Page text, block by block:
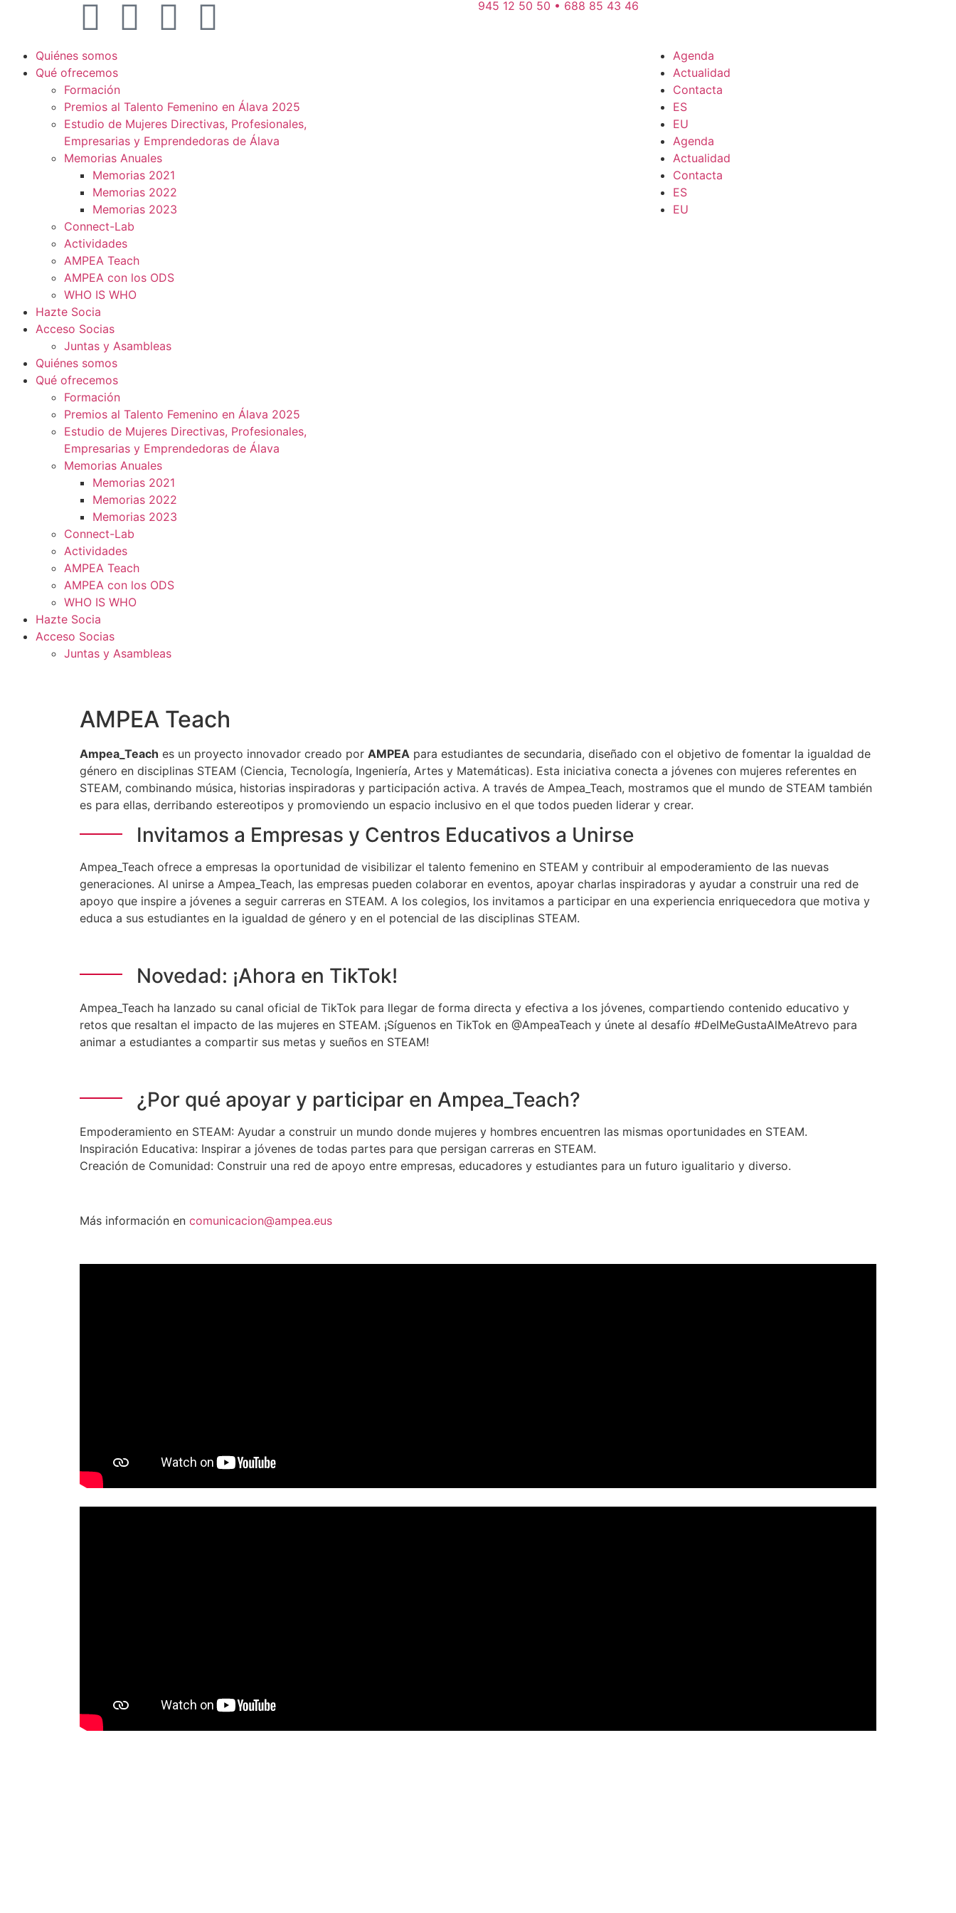
945 12 50 50 • 688 85 43 46
Quiénes somos
Qué ofrecemos
Formación
Premios al Talento Femenino en Álava 2025
Estudio de Mujeres Directivas, Profesionales,
Empresarias y Emprendedoras de Álava
Memorias Anuales
Memorias 2021
Memorias 2022
Memorias 2023
Connect-Lab
Actividades
AMPEA Teach
AMPEA con los ODS
WHO IS WHO
Hazte Socia
Acceso Socias
Juntas y Asambleas
Quiénes somos
Qué ofrecemos
Formación
Premios al Talento Femenino en Álava 2025
Estudio de Mujeres Directivas, Profesionales,
Empresarias y Emprendedoras de Álava
Memorias Anuales
Memorias 2021
Memorias 2022
Memorias 2023
Connect-Lab
Actividades
AMPEA Teach
AMPEA con los ODS
WHO IS WHO
Hazte Socia
Acceso Socias
Juntas y Asambleas
Agenda
Actualidad
Contacta
ES
EU
Agenda
Actualidad
Contacta
ES
EU
AMPEA Teach
Ampea_Teach es un proyecto innovador creado por AMPEA para estudiantes de secundaria, diseñado con el objetivo de fomentar la igualdad de
género en disciplinas STEAM (Ciencia, Tecnología, Ingeniería, Artes y Matemáticas). Esta iniciativa conecta a jóvenes con mujeres referentes en
STEAM, combinando música, historias inspiradoras y participación activa. A través de Ampea_Teach, mostramos que el mundo de STEAM también
es para ellas, derribando estereotipos y promoviendo un espacio inclusivo en el que todos pueden liderar y crear.
Invitamos a Empresas y Centros Educativos a Unirse
Ampea_Teach ofrece a empresas la oportunidad de visibilizar el talento femenino en STEAM y contribuir al empoderamiento de las nuevas
generaciones. Al unirse a Ampea_Teach, las empresas pueden colaborar en eventos, apoyar charlas inspiradoras y ayudar a construir una red de
apoyo que inspire a jóvenes a seguir carreras en STEAM. A los colegios, los invitamos a participar en una experiencia enriquecedora que motiva y
educa a sus estudiantes en la igualdad de género y en el potencial de las disciplinas STEAM.
Novedad: ¡Ahora en TikTok!
Ampea_Teach ha lanzado su canal oficial de TikTok para llegar de forma directa y efectiva a los jóvenes, compartiendo contenido educativo y
retos que resaltan el impacto de las mujeres en STEAM. ¡Síguenos en TikTok en @AmpeaTeach y únete al desafío #DelMeGustaAlMeAtrevo para
animar a estudiantes a compartir sus metas y sueños en STEAM!
¿Por qué apoyar y participar en Ampea_Teach?
Empoderamiento en STEAM: Ayudar a construir un mundo donde mujeres y hombres encuentren las mismas oportunidades en STEAM.
Inspiración Educativa: Inspirar a jóvenes de todas partes para que persigan carreras en STEAM.
Creación de Comunidad: Construir una red de apoyo entre empresas, educadores y estudiantes para un futuro igualitario y diverso.
Más información en comunicacion@ampea.eus